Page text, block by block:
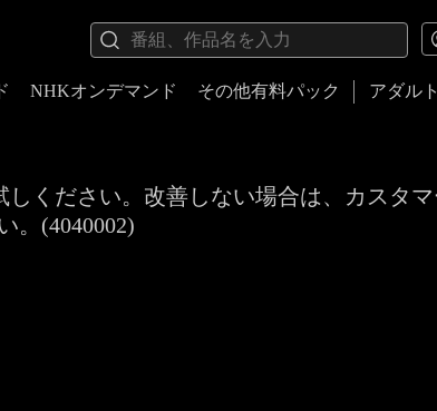
NHKオンデマンド その他有料パック アダルト
ください。改善しない場合は、カスタ
。(4040002)